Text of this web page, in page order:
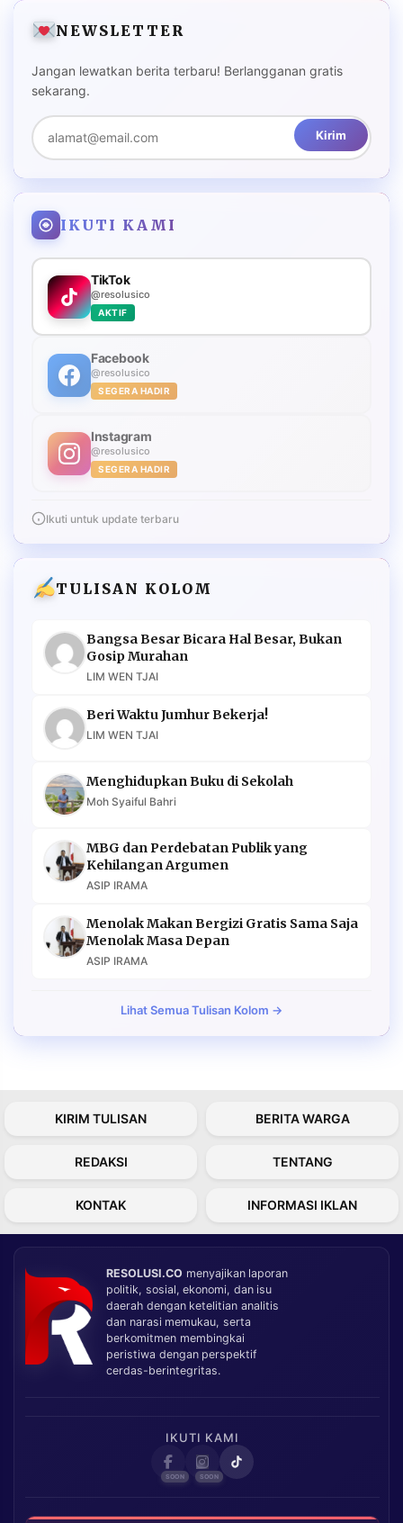
NEWSLETTER
Jangan lewatkan berita terbaru! Berlangganan gratis
sekarang.
Kirim
IKUTI KAMI
TikTok
@resolusico
AKTIF
Facebook
@resolusico
SEGERA HADIR
Instagram
@resolusico
SEGERA HADIR
Ikuti untuk update terbaru
TULISAN KOLOM
Bangsa Besar Bicara Hal Besar, Bukan
Gosip Murahan
LIM WEN TJAI
Beri Waktu Jumhur Bekerja!
LIM WEN TJAI
Menghidupkan Buku di Sekolah
Moh Syaiful Bahri
MBG dan Perdebatan Publik yang
Kehilangan Argumen
ASIP IRAMA
Menolak Makan Bergizi Gratis Sama Saja
Menolak Masa Depan
ASIP IRAMA
Lihat Semua Tulisan Kolom →
KIRIM TULISAN BERITA WARGA
REDAKSI TENTANG
KONTAK INFORMASI IKLAN
RESOLUSI.CO menyajikan laporan
politik, sosial, ekonomi, dan isu
daerah dengan ketelitian analitis
dan narasi memukau, serta
berkomitmen membingkai
peristiwa dengan perspektif
cerdas-berintegritas.
IKUTI KAMI